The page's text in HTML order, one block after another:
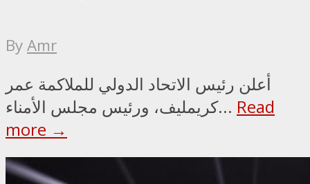
ByAmr
أعلن رئيس الاتحاد الدولي للملاكمة عمر
كريمليف، ورئيس مجلس الأمناء... Read
more →